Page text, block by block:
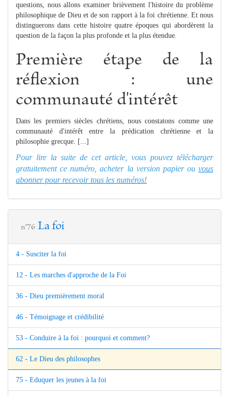
questions, nous allons examiner brièvement l'histoire du problème
philosophique de Dieu et de son rapport à la foi chrétienne. Et nous
distinguerons dans cette histoire quatre époques qui abordèrent la
question de la façon la plus profonde et la plus étendue.
Première étape de la
réflexion : une
communauté d'intérêt
Dans les premiers siècles chrétiens, nous constatons comme une
communauté d'intérêt entre la prédication chrétienne et la
philosophie grecque. [...]
Pour lire la suite de cet article, vous pouvez télécharger
gratuitement ce numéro, acheter la version papier ou vous
abonner pour recevoir tous les numéros!
n°76 La foi
4 - Susciter la foi
12 - Les marches d'approche de la Foi
36 - Dieu premièrement moral
46 - Témoignage et crédibilité
53 - Conduire à la foi : pourquoi et comment?
62 - Le Dieu des philosophes
75 - Eduquer les jeunes à la foi